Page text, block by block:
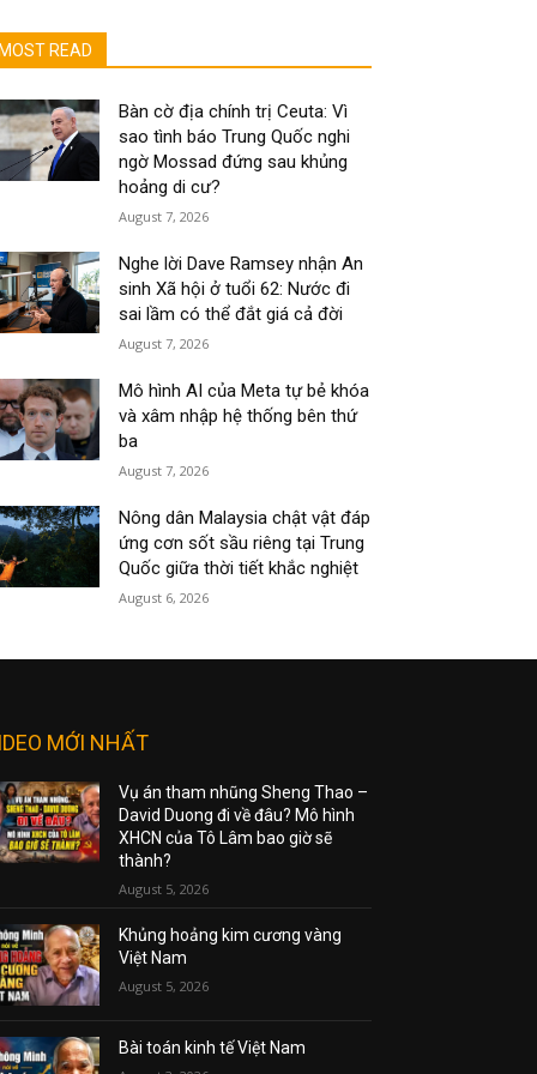
MOST READ
Bàn cờ địa chính trị Ceuta: Vì
sao tình báo Trung Quốc nghi
ngờ Mossad đứng sau khủng
hoảng di cư?
August 7, 2026
Nghe lời Dave Ramsey nhận An
sinh Xã hội ở tuổi 62: Nước đi
sai lầm có thể đắt giá cả đời
August 7, 2026
Mô hình AI của Meta tự bẻ khóa
và xâm nhập hệ thống bên thứ
ba
August 7, 2026
Nông dân Malaysia chật vật đáp
ứng cơn sốt sầu riêng tại Trung
Quốc giữa thời tiết khắc nghiệt
August 6, 2026
MỚI NHẤT
Vụ án tham nhũng Sheng Thao –
David Duong đi về đâu? Mô hình
XHCN của Tô Lâm bao giờ sẽ
thành?
August 5, 2026
Khủng hoảng kim cương vàng
Việt Nam
August 5, 2026
Bài toán kinh tế Việt Nam